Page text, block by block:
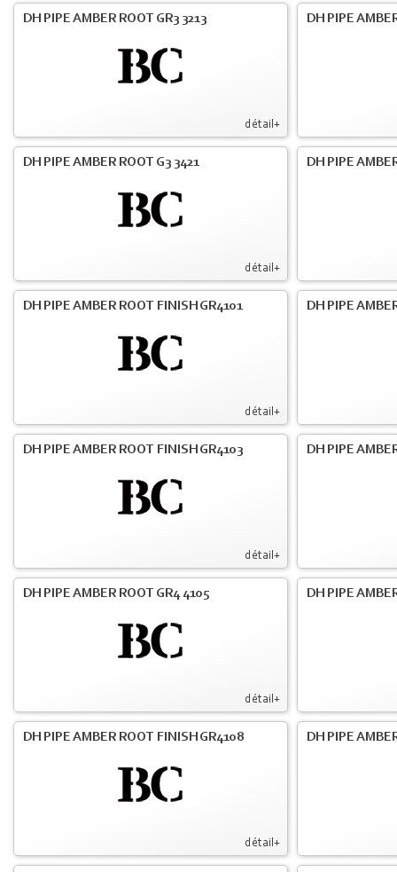
détail+
DH PIPE AMBER ROOT GR3 3213 DH PIPE
détail+
DH PIPE AMBER ROOT G3 3421 DH PIPE
détail+
DH PIPE AMBER ROOT FINISH GR4101 DH PIPE
détail+
DH PIPE AMBER ROOT FINISH GR4103 DH PIPE
détail+
DH PIPE AMBER ROOT GR4 4105 DH PIPE
détail+
DH PIPE AMBER ROOT FINISH GR4108 DH PIPE